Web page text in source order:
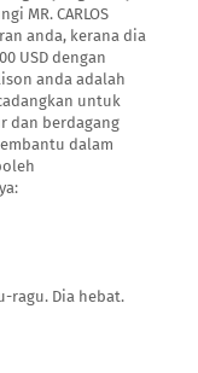
MR. CARLOS
anda, kerana dia
USD dengan
anda adalah
untuk
dan berdagang
dalam
ragu. Dia hebat.